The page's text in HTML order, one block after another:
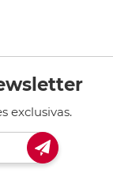
exclusivas.